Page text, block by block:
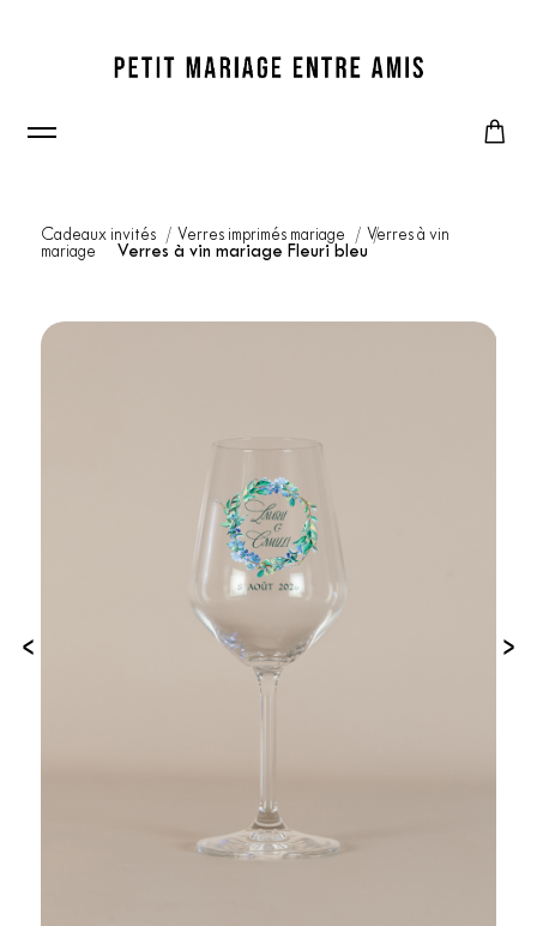
Cadeaux invités Verres imprimés mariage
Verres à vin
mariage
Verres à vin mariage Fleuri bleu
‹ ›